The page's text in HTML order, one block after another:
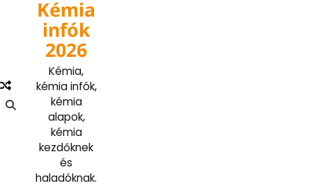
Kémia
infók
2026
Kémia,
kémia infók,
kémia
alapok,
kémia
kezdőknek
és
haladóknak.